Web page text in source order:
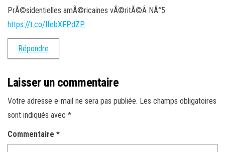
PrÃ©sidentielles amÃ©ricaines vÃ©ritÃ©Â NÂ°5
https://t.co/IfebXFPdZP
Répondre
Laisser un commentaire
Votre adresse e-mail ne sera pas publiée. Les champs obligatoires
sont indiqués avec *
Commentaire *